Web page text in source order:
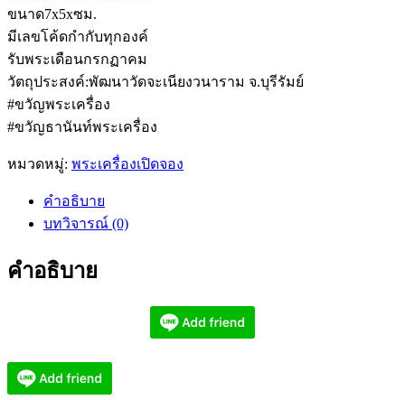
ขนาด7x5xซม.
มีเลขโค้ดกำกับทุกองค์
รับพระเดือนกรกฏาคม
วัตถุประสงค์:พัฒนาวัดจะเนียงวนาราม จ.บุรีรัมย์
#ขวัญพระเครื่อง
#ขวัญธานันท์พระเครื่อง
หมวดหมู่: พระเครื่องเปิดจอง
คำอธิบาย
บทวิจารณ์ (0)
คำอธิบาย